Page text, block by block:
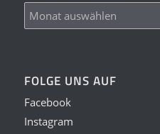
FOLGE UNS AUF
Facebook
Instagram